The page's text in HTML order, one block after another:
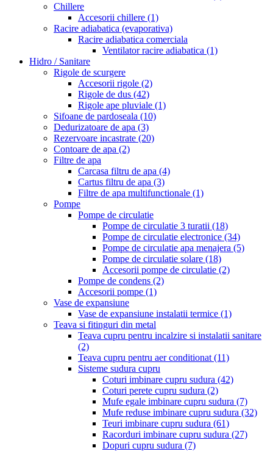
Chillere
Accesorii chillere (1)
Racire adiabatica (evaporativa)
Racire adiabatica comerciala
Ventilator racire adiabatica (1)
Hidro / Sanitare
Rigole de scurgere
Accesorii rigole (2)
Rigole de dus (42)
Rigole ape pluviale (1)
Sifoane de pardoseala (10)
Dedurizatoare de apa (3)
Rezervoare incastrate (20)
Contoare de apa (2)
Filtre de apa
Carcasa filtru de apa (4)
Cartus filtru de apa (3)
Filtre de apa multifunctionale (1)
Pompe
Pompe de circulatie
Pompe de circulatie 3 turatii (18)
Pompe de circulatie electronice (34)
Pompe de circulatie apa menajera (5)
Pompe de circulatie solare (18)
Accesorii pompe de circulatie (2)
Pompe de condens (2)
Accesorii pompe (1)
Vase de expansiune
Vase de expansiune instalatii termice (1)
Teava si fitinguri din metal
Teava cupru pentru incalzire si instalatii sanitare
(2)
Teava cupru pentru aer conditionat (11)
Sisteme sudura cupru
Coturi imbinare cupru sudura (42)
Coturi perete cupru sudura (2)
Mufe egale imbinare cupru sudura (7)
Mufe reduse imbinare cupru sudura (32)
Teuri imbinare cupru sudura (61)
Racorduri imbinare cupru sudura (27)
Dopuri cupru sudura (7)